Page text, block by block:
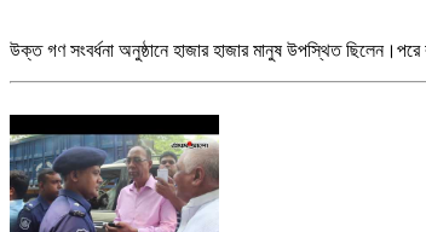
উক্ত গণ সংবর্ধনা অনুষ্ঠানে হাজার হাজার মানুষ উপস্থিত